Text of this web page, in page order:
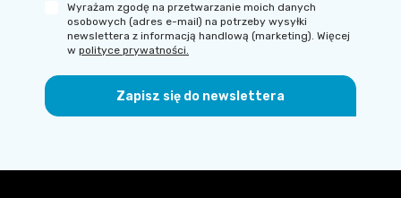
Zapisz się do newslettera
Wyrażam zgodę na przetwarzanie moich danych
osobowych (adres e-mail) na potrzeby wysyłki
newslettera z informacją handlową (marketing). Więcej
w polityce prywatności.